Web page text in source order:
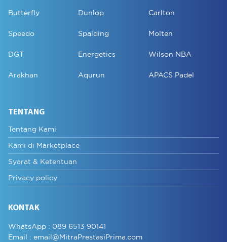
Butterfly Dunlop Carlton
Speedo Spalding Molten
DGT Energetics Wilson NBA
Arakhan Aqurun APACS Padel
TENTANG
Tentang Kami
Kami di Marketplace
Syarat & Ketentuan
Privacy policy
KONTAK
WhatsApp : 089 6513 90141
Email : email@MitraPrestasiPrima.com